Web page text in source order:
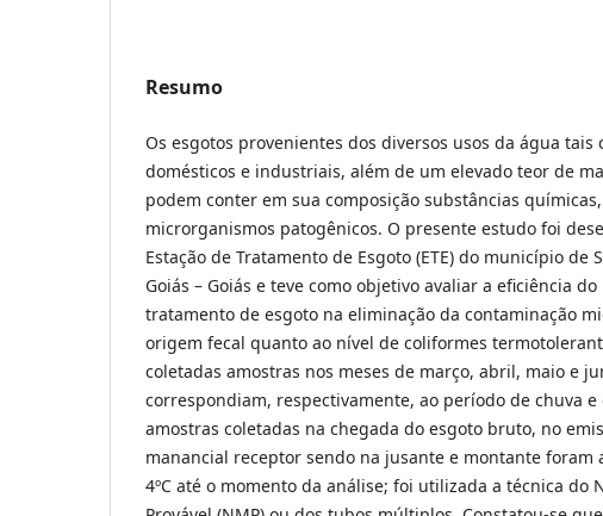
Resumo
Os esgotos provenientes dos diversos usos da água tais
domésticos e industriais, além de um elevado teor de
podem conter em sua composição substâncias
microrganismos patogênicos. O presente estudo foi
Estação de Tratamento de Esgoto (ETE) do município de
Goiás – Goiás e teve como objetivo avaliar a eficiência
tratamento de esgoto na eliminação da contaminação
origem fecal quanto ao nível de coliformes
coletadas amostras nos meses de março, abril, maio e
correspondiam, respectivamente, ao período de chuva e
amostras coletadas na chegada do esgoto bruto, no
manancial receptor sendo na jusante e montante foram
4ºC até o momento da análise; foi utilizada a técnica do